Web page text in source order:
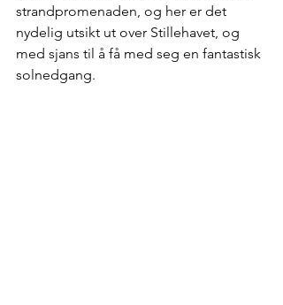
strandpromenaden, og her er det
nydelig utsikt ut over Stillehavet, og
med sjans til å få med seg en fantastisk
solnedgang.